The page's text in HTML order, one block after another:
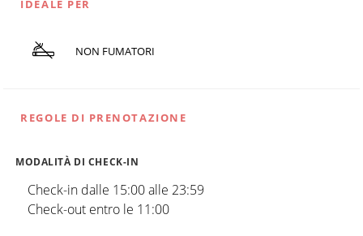
IDEALE PER
NON FUMATORI
REGOLE DI PRENOTAZIONE
MODALITÀ DI CHECK-IN
Check-in dalle 15:00 alle 23:59
Check-out entro le 11:00